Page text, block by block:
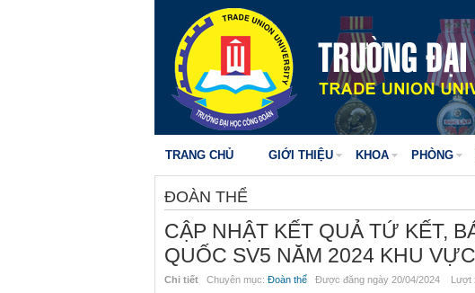
TRANG CHỦ GIỚI THIỆU KHOA PHÒNG
ĐOÀN THỂ
CẬP NHẬT KẾT QUẢ TỨ KẾT,
QUỐC SV5 NĂM 2024 KHU
Chi tiết Chuyên mục: Đoàn thể Được đăng ngày 20/04/2024 Lượt